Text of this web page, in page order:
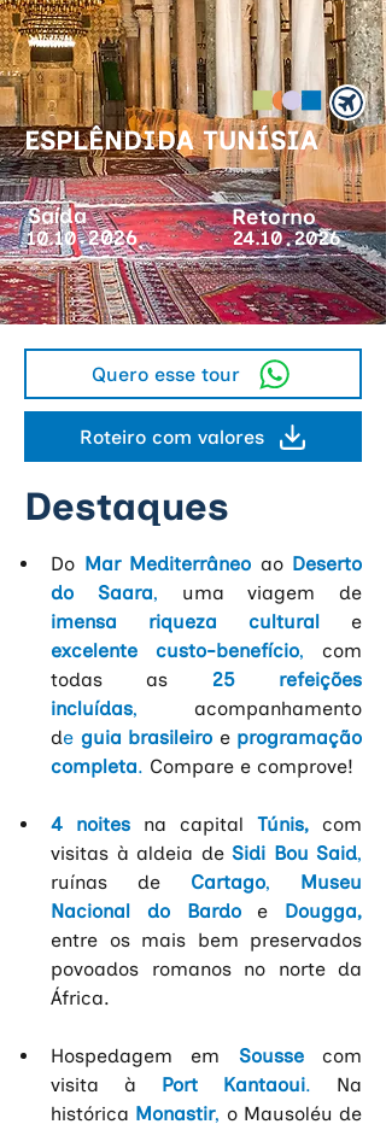
ESPLÊNDIDA TUNÍSIA
Saída
10.10.2026
Retorno
24.10.2026
Quero esse tour
Roteiro com valores
Destaques
Do Mar Mediterrâneo ao Deserto
do Saara, uma viagem de
imensa riqueza cultural
e
excelente custo-benefício, com
todas as
25 refeições
incluídas,
acompanhamento
de guia brasileiro e programação
completa. Compare e comprove!
4 noites na capital Túnis,
com
visitas à aldeia de Sidi Bou Said
ruínas de
Cartago, Museu
Nacional do Bardo
e
entre os mais bem preservados
povoados romanos no norte da
África.
Hospedagem em Sousse
com
visita à
Port Kantaoui. Na
histórica Monastir, o Mausoléu de